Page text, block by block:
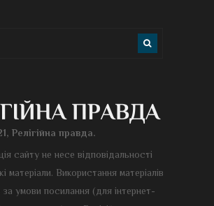
Релігійна правда.
сайту не несе відповідальності
матеріали. Використання матеріалів
умови посилання (для інтернет-